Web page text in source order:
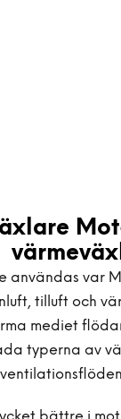
användas var
tilluft och
mediet
typerna av